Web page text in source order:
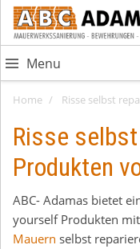
Menu
Home Risse selbst
Risse
Produkten
ABC- Adamas bietet
yourself Produkten
Mauern selbst